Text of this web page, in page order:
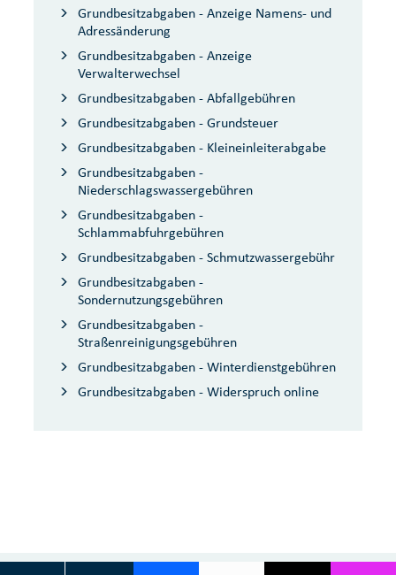
Grundbesitzabgaben - Anzeige Namens- und
Adressänderung
Grundbesitzabgaben - Anzeige
Verwalterwechsel
Grundbesitzabgaben - Abfallgebühren
Grundbesitzabgaben - Grundsteuer
Grundbesitzabgaben - Kleineinleiterabgabe
Grundbesitzabgaben -
Niederschlagswassergebühren
Grundbesitzabgaben -
Schlammabfuhrgebühren
Grundbesitzabgaben - Schmutzwassergebühr
Grundbesitzabgaben -
Sondernutzungsgebühren
Grundbesitzabgaben -
Straßenreinigungsgebühren
Grundbesitzabgaben - Winterdienstgebühren
Grundbesitzabgaben - Widerspruch online